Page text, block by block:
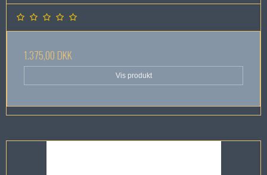
1.375,00 DKK
Vis produkt